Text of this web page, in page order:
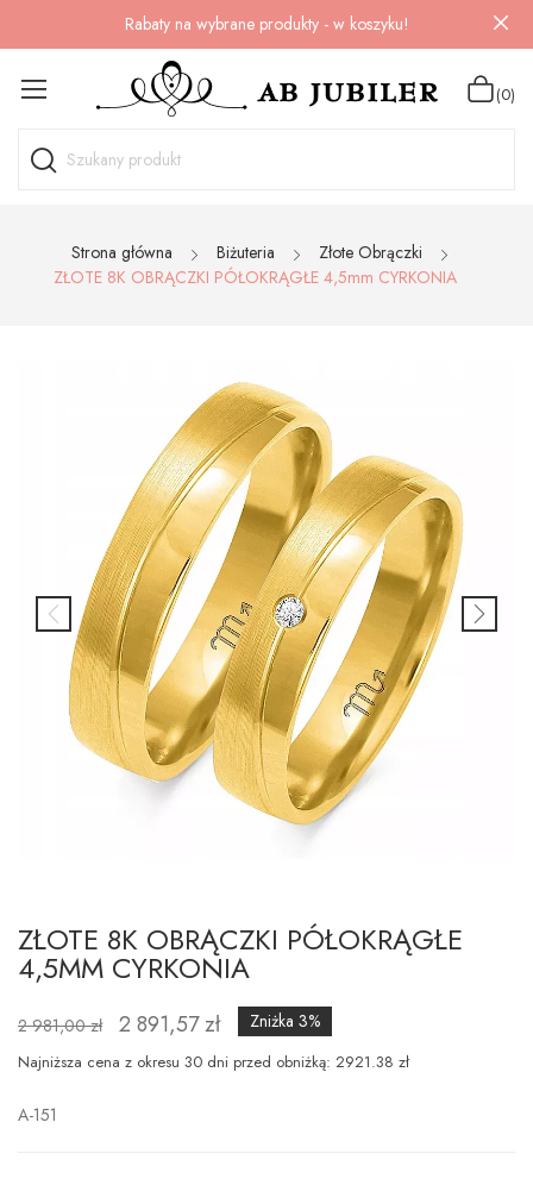
Rabaty na wybrane produkty - w koszyku!
(0)
Strona główna Biżuteria
Złote Obrączki
ZŁOTE 8K OBRĄCZKI PÓŁOKRĄGŁE 4,5mm CYRKONIA
ZŁOTE 8K OBRĄCZKI PÓŁOKRĄGŁE
4,5MM CYRKONIA
2 981,00 zł 2 891,57 zł Zniżka 3%
Najniższa cena z okresu 30 dni przed obniżką: 2921.38 zł
A-151